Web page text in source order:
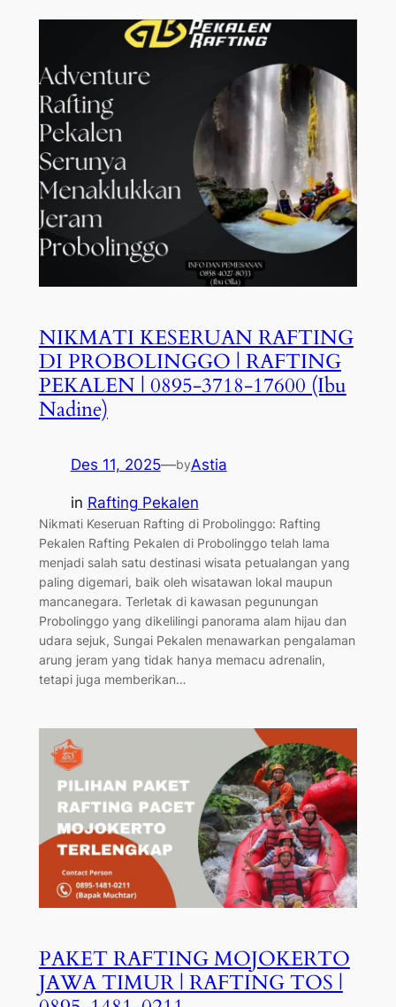
NIKMATI KESERUAN RAFTING
DI PROBOLINGGO | RAFTING
PEKALEN | 0895-3718-17600 (Ibu
Nadine)
Des 11, 2025—byAstia
in Rafting Pekalen
Nikmati Keseruan Rafting di Probolinggo: Rafting
Pekalen Rafting Pekalen di Probolinggo telah lama
menjadi salah satu destinasi wisata petualangan yang
paling digemari, baik oleh wisatawan lokal maupun
mancanegara. Terletak di kawasan pegunungan
Probolinggo yang dikelilingi panorama alam hijau dan
udara sejuk, Sungai Pekalen menawarkan pengalaman
arung jeram yang tidak hanya memacu adrenalin,
tetapi juga memberikan…
PAKET RAFTING MOJOKERTO
JAWA TIMUR | RAFTING TOS |